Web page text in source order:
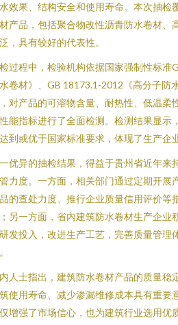
效果、结构安全和使用寿命。本次抽检
产品，包括聚合物改性沥青防水卷材、
，具有较好的代表性。
过程中，检验机构依据国家强制性标准
卷材》、GB 18173.1-2012《高分子防
对产品的可溶物含量、耐热性、低温柔
能指标进行了全面检测。检测结果显示
到或优于国家标准要求，体现了生产企
优异的抽检结果，得益于贵州省近年来
力度。一方面，相关部门通过定期开展
的查处力度、推行企业质量信用评价等
另一方面，省内建筑防水卷材生产企业
发投入，改进生产工艺，完善质量管理
人士指出，建筑防水卷材产品的质量稳
使用寿命、减少渗漏维修成本具有重要
增强了市场信心，也为建筑行业选用优